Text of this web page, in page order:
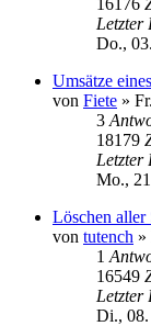
Letzter
Do.,
Umsätze
von Fiete »
3
18179
Letzter
Mo.,
Löschen aller
von tutench »
1
16549
Letzter
Di., 08.